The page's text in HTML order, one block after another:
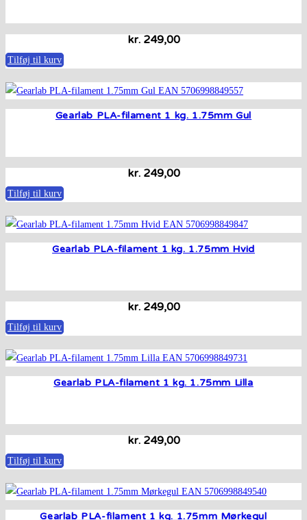
kr.249,00
Tilføj til kurv
Gearlab PLA-filament 1 kg. 1.75mm Gul
kr.249,00
Tilføj til kurv
Gearlab PLA-filament 1 kg. 1.75mm Hvid
kr.249,00
Tilføj til kurv
Gearlab PLA-filament 1 kg. 1.75mm Lilla
kr.249,00
Tilføj til kurv
Gearlab PLA-filament 1 kg. 1.75mm Mørkegul